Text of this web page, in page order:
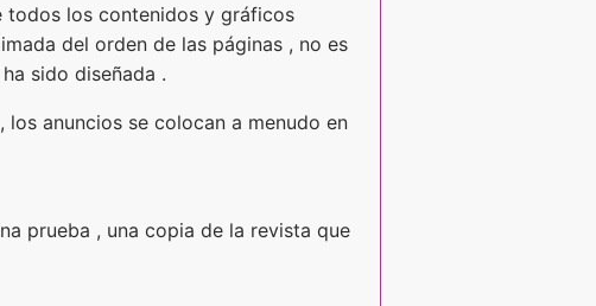
todos los contenidos y gráficos
del orden de las páginas , no es
sido diseñada .
anuncios se colocan a menudo en
prueba , una copia de la revista que